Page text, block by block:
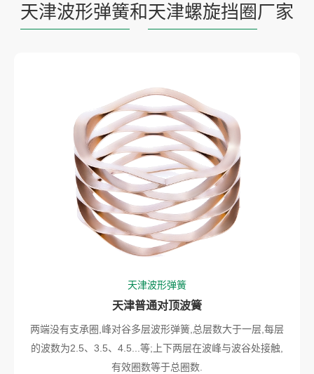
天津波形弹簧和天津螺旋挡圈 厂家
天津波形弹簧
天津普通对顶波簧
两端没有支承圈,峰对谷多层波形弹簧,总层数大于一层,每层
的波数为2.5、3.5、4.5...等;上下两层在波峰与波谷处接触,
有效圈数等于总圈数.